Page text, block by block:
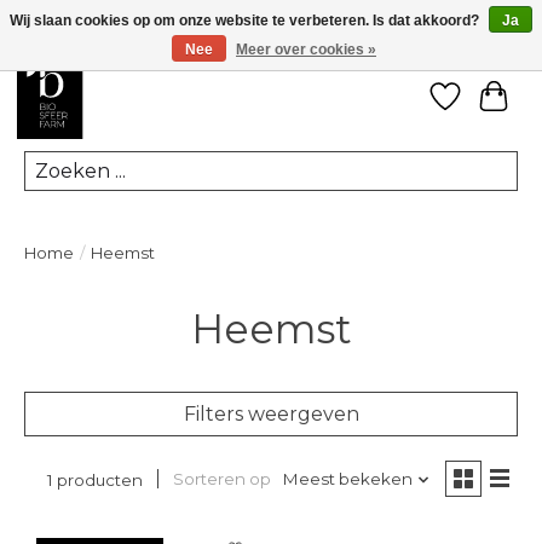
Zoeken
Home / Heemst
Heemst
Filters weergeven
1 producten Sorteren op Meest bekeken
Wij slaan cookies op om onze website te verbeteren. Is dat akkoord?
Ja
Nee
Meer over cookies »